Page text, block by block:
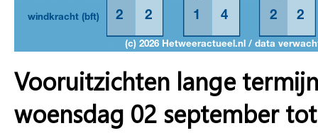
Vooruitzichten lange termijn
woensdag 02 september